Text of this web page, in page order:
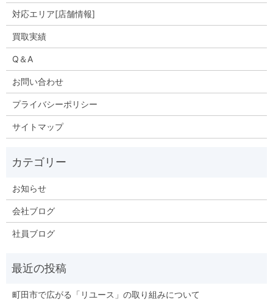
対応エリア[店舗情報]
買取実績
Q＆A
お問い合わせ
プライバシーポリシー
サイトマップ
お知らせ
会社ブログ
社員ブログ
町田市で広がる「リユース」の取り組みについて